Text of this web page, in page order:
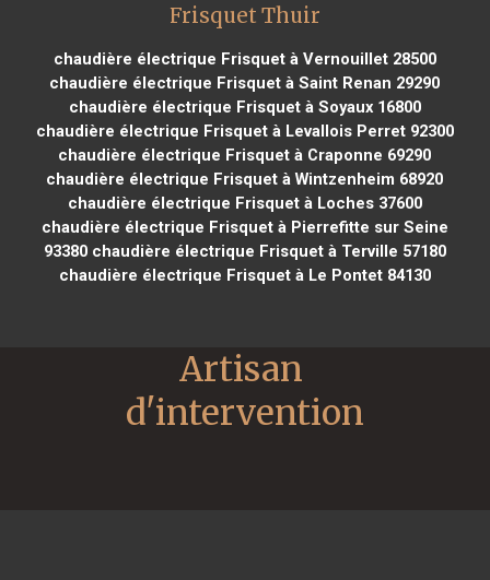
Frisquet Thuir
chaudière électrique Frisquet à Vernouillet 28500
chaudière électrique Frisquet à Saint Renan 29290
chaudière électrique Frisquet à Soyaux 16800
chaudière électrique Frisquet à Levallois Perret 92300
chaudière électrique Frisquet à Craponne 69290
chaudière électrique Frisquet à Wintzenheim 68920
chaudière électrique Frisquet à Loches 37600
chaudière électrique Frisquet à Pierrefitte sur Seine
93380chaudière électrique Frisquet à Terville 57180
chaudière électrique Frisquet à Le Pontet 84130
Artisan
d'intervention